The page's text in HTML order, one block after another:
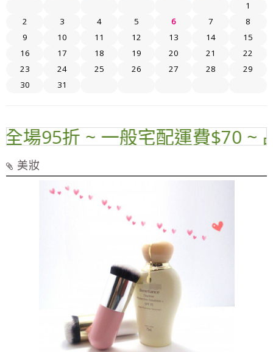
1
2
3 4 5 6 7
8
9
10 11 12 13 14
15
16
17 18 19 20 21
22
23
24 25 26 27 28
29
30
31
95折 ~ 一般宅配運費$70 ~
美妝